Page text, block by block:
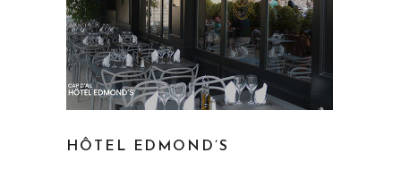
HÔTEL EDMOND’S